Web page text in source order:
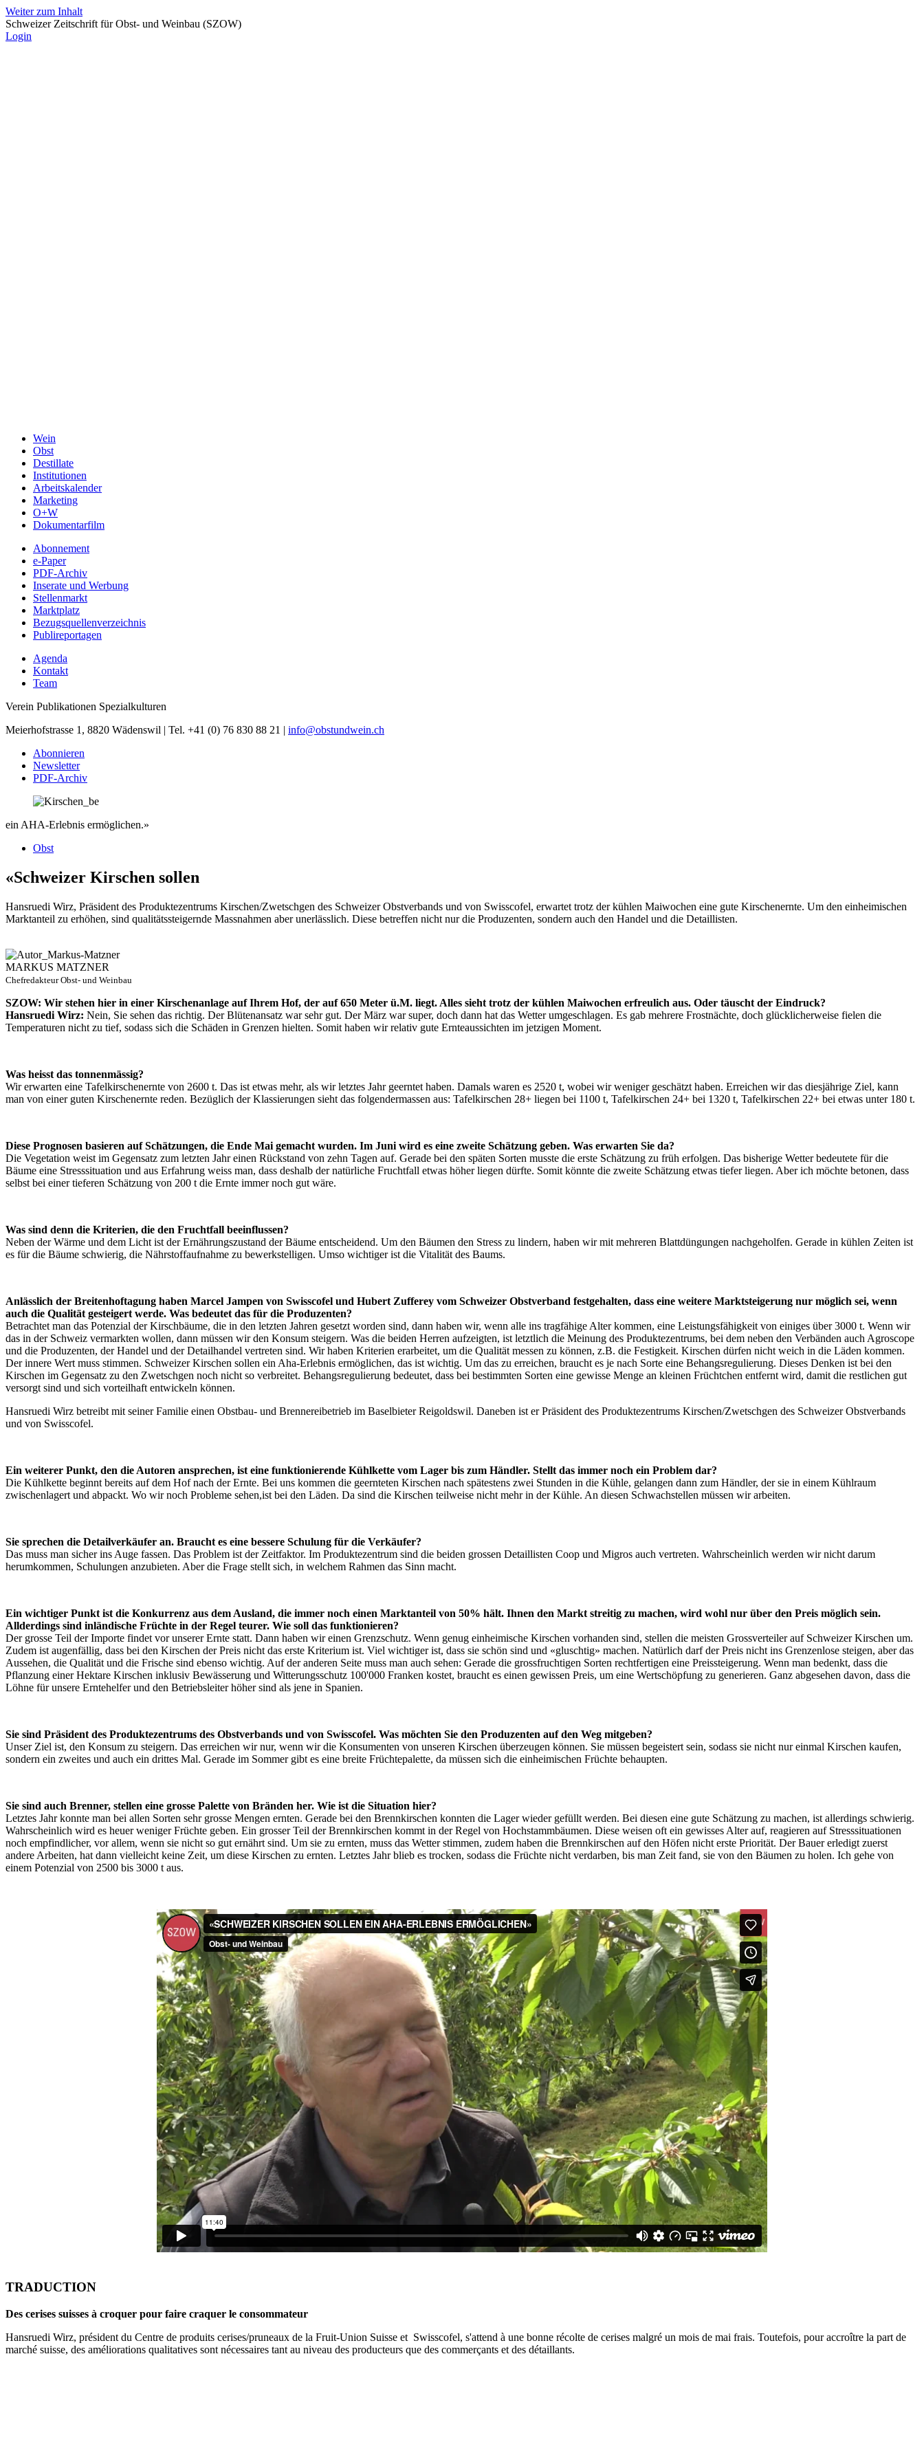
Weiter zum Inhalt
Schweizer Zeitschrift für Obst- und Weinbau (SZOW)
Login
Wein
Obst
Destillate
Institutionen
Arbeitskalender
Marketing
O+W
Dokumentarfilm
Abonnement
e-Paper
PDF-Archiv
Inserate und Werbung
Stellenmarkt
Marktplatz
Bezugsquellenverzeichnis
Publireportagen
Agenda
Kontakt
Team
Verein Publikationen Spezialkulturen
Meierhofstrasse 1, 8820 Wädenswil | Tel. +41 (0) 76 830 88 21 | info@obstundwein.ch
Abonnieren
Newsletter
PDF-Archiv
ein AHA-Erlebnis ermöglichen.»
Obst
«Schweizer Kirschen sollen
Hansruedi Wirz, Präsident des Produktezentrums Kirschen/Zwetschgen des Schweizer Obstverbands und von Swisscofel, erwartet trotz der kühlen Maiwochen eine gute Kirschenernte. Um den einheimischen
Marktanteil zu erhöhen, sind qualitätssteigernde Massnahmen aber unerlässlich. Diese betreffen nicht nur die Produzenten, sondern auch den Handel und die Detaillisten.
MARKUS MATZNER
Chefredakteur Obst- und Weinbau
SZOW: Wir stehen hier in einer Kirschenanlage auf Ihrem Hof, der auf 650 Meter ü.M. liegt. Alles sieht trotz der kühlen Maiwochen erfreulich aus. Oder täuscht der Eindruck?
Hansruedi Wirz: Nein, Sie sehen das richtig. Der Blütenansatz war sehr gut. Der März war super, doch dann hat das Wetter umgeschlagen. Es gab mehrere Frostnächte, doch glücklicherweise fielen die
Temperaturen nicht zu tief, sodass sich die Schäden in Grenzen hielten. Somit haben wir relativ gute Ernteaussichten im jetzigen Moment.
Was heisst das tonnenmässig?
Wir erwarten eine Tafelkirschenernte von 2600 t. Das ist etwas mehr, als wir letztes Jahr geerntet haben. Damals waren es 2520 t, wobei wir weniger geschätzt haben. Erreichen wir das diesjährige Ziel, kann
man von einer guten Kirschenernte reden. Bezüglich der Klassierungen sieht das folgendermassen aus: Tafelkirschen 28+ liegen bei 1100 t, Tafelkirschen 24+ bei 1320 t, Tafelkirschen 22+ bei etwas unter 180 t.
Diese Prognosen basieren auf Schätzungen, die Ende Mai gemacht wurden. Im Juni wird es eine zweite Schätzung geben. Was erwarten Sie da?
Die Vegetation weist im Gegensatz zum letzten Jahr einen Rückstand von zehn Tagen auf. Gerade bei den späten Sorten musste die erste Schätzung zu früh erfolgen. Das bisherige Wetter bedeutete für die
Bäume eine Stresssituation und aus Erfahrung weiss man, dass deshalb der natürliche Fruchtfall etwas höher liegen dürfte. Somit könnte die zweite Schätzung etwas tiefer liegen. Aber ich möchte betonen, dass
selbst bei einer tieferen Schätzung von 200 t die Ernte immer noch gut wäre.
Was sind denn die Kriterien, die den Fruchtfall beeinflussen?
Neben der Wärme und dem Licht ist der Ernährungszustand der Bäume entscheidend. Um den Bäumen den Stress zu lindern, haben wir mit mehreren Blattdüngungen nachgeholfen. Gerade in kühlen Zeiten ist
es für die Bäume schwierig, die Nährstoffaufnahme zu bewerkstelligen. Umso wichtiger ist die Vitalität des Baums.
Anlässlich der Breitenhoftagung haben Marcel Jampen von Swisscofel und Hubert Zufferey vom Schweizer Obstverband festgehalten, dass eine weitere Marktsteigerung nur möglich sei, wenn
auch die Qualität gesteigert werde. Was bedeutet das für die Produzenten?
Betrachtet man das Potenzial der Kirschbäume, die in den letzten Jahren gesetzt worden sind, dann haben wir, wenn alle ins tragfähige Alter kommen, eine Leistungsfähigkeit von einiges über 3000 t. Wenn wir
das in der Schweiz vermarkten wollen, dann müssen wir den Konsum steigern. Was die beiden Herren aufzeigten, ist letztlich die Meinung des Produktezentrums, bei dem neben den Verbänden auch Agroscope
und die Produzenten, der Handel und der Detailhandel vertreten sind. Wir haben Kriterien erarbeitet, um die Qualität messen zu können, z.B. die Festigkeit. Kirschen dürfen nicht weich in die Läden kommen.
Der innere Wert muss stimmen. Schweizer Kirschen sollen ein Aha-Erlebnis ermöglichen, das ist wichtig. Um das zu erreichen, braucht es je nach Sorte eine Behangsregulierung. Dieses Denken ist bei den
Kirschen im Gegensatz zu den Zwetschgen noch nicht so verbreitet. Behangsregulierung bedeutet, dass bei bestimmten Sorten eine gewisse Menge an kleinen Früchtchen entfernt wird, damit die restlichen gut
versorgt sind und sich vorteilhaft entwickeln können.
Hansruedi Wirz betreibt mit seiner Familie einen Obstbau- und Brennereibetrieb im Baselbieter Reigoldswil. Daneben ist er Präsident des Produktezentrums Kirschen/Zwetschgen des Schweizer Obstverbands
und von Swisscofel.
Ein weiterer Punkt, den die Autoren ansprechen, ist eine funktionierende Kühlkette vom Lager bis zum Händler. Stellt das immer noch ein Problem dar?
Die Kühlkette beginnt bereits auf dem Hof nach der Ernte. Bei uns kommen die geernteten Kirschen nach spätestens zwei Stunden in die Kühle, gelangen dann zum Händler, der sie in einem Kühlraum
zwischenlagert und abpackt. Wo wir noch Probleme sehen,ist bei den Läden. Da sind die Kirschen teilweise nicht mehr in der Kühle. An diesen Schwachstellen müssen wir arbeiten.
Sie sprechen die Detailverkäufer an. Braucht es eine bessere Schulung für die Verkäufer?
Das muss man sicher ins Auge fassen. Das Problem ist der Zeitfaktor. Im Produktezentrum sind die beiden grossen Detaillisten Coop und Migros auch vertreten. Wahrscheinlich werden wir nicht darum
herumkommen, Schulungen anzubieten. Aber die Frage stellt sich, in welchem Rahmen das Sinn macht.
Ein wichtiger Punkt ist die Konkurrenz aus dem Ausland, die immer noch einen Marktanteil von 50% hält. Ihnen den Markt streitig zu machen, wird wohl nur über den Preis möglich sein.
Allderdings sind inländische Früchte in der Regel teurer. Wie soll das funktionieren?
Der grosse Teil der Importe findet vor unserer Ernte statt. Dann haben wir einen Grenzschutz. Wenn genug einheimische Kirschen vorhanden sind, stellen die meisten Grossverteiler auf Schweizer Kirschen um.
Zudem ist augenfällig, dass bei den Kirschen der Preis nicht das erste Kriterium ist. Viel wichtiger ist, dass sie schön sind und «gluschtig» machen. Natürlich darf der Preis nicht ins Grenzenlose steigen, aber das
Aussehen, die Qualität und die Frische sind ebenso wichtig. Auf der anderen Seite muss man auch sehen: Gerade die grossfruchtigen Sorten rechtfertigen eine Preissteigerung. Wenn man bedenkt, dass die
Pflanzung einer Hektare Kirschen inklusiv Bewässerung und Witterungsschutz 100'000 Franken kostet, braucht es einen gewissen Preis, um eine Wertschöpfung zu generieren. Ganz abgesehen davon, dass die
Löhne für unsere Erntehelfer und den Betriebsleiter höher sind als jene in Spanien.
Sie sind Präsident des Produktezentrums des Obstverbands und von Swisscofel. Was möchten Sie den Produzenten auf den Weg mitgeben?
Unser Ziel ist, den Konsum zu steigern. Das erreichen wir nur, wenn wir die Konsumenten von unseren Kirschen überzeugen können. Sie müssen begeistert sein, sodass sie nicht nur einmal Kirschen kaufen,
sondern ein zweites und auch ein drittes Mal. Gerade im Sommer gibt es eine breite Früchtepalette, da müssen sich die einheimischen Früchte behaupten.
Sie sind auch Brenner, stellen eine grosse Palette von Bränden her. Wie ist die Situation hier?
Letztes Jahr konnte man bei allen Sorten sehr grosse Mengen ernten. Gerade bei den Brennkirschen konnten die Lager wieder gefüllt werden. Bei diesen eine gute Schätzung zu machen, ist allerdings schwierig.
Wahrscheinlich wird es heuer weniger Früchte geben. Ein grosser Teil der Brennkirschen kommt in der Regel von Hochstammbäumen. Diese weisen oft ein gewisses Alter auf, reagieren auf Stresssituationen
noch empfindlicher, vor allem, wenn sie nicht so gut ernährt sind. Um sie zu ernten, muss das Wetter stimmen, zudem haben die Brennkirschen auf den Höfen nicht erste Priorität. Der Bauer erledigt zuerst
andere Arbeiten, hat dann vielleicht keine Zeit, um diese Kirschen zu ernten. Letztes Jahr blieb es trocken, sodass die Früchte nicht verdarben, bis man Zeit fand, sie von den Bäumen zu holen. Ich gehe von
einem Potenzial von 2500 bis 3000 t aus.
TRADUCTION
Des cerises suisses à croquer pour faire craquer le consommateur
Hansruedi Wirz, président du Centre de produits cerises/pruneaux de la Fruit-Union Suisse et Swisscofel, s'attend à une bonne récolte de cerises malgré un mois de mai frais. Toutefois, pour accroître la part de
marché suisse, des améliorations qualitatives sont nécessaires tant au niveau des producteurs que des commerçants et des détaillants.